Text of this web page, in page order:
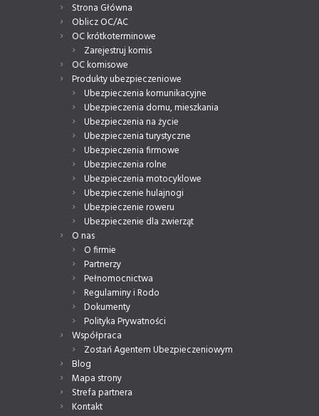
Strona Główna
Oblicz OC/AC
OC krótkoterminowe
Zarejestruj komis
OC komisowe
Produkty ubezpieczeniowe
Ubezpieczenia komunikacyjne
Ubezpieczenia domu, mieszkania
Ubezpieczenia na życie
Ubezpieczenia turystyczne
Ubezpieczenia firmowe
Ubezpieczenia rolne
Ubezpieczenia motocyklowe
Ubezpieczenie hulajnogi
Ubezpieczenie roweru
Ubezpieczenie dla zwierząt
O nas
O firmie
Partnerzy
Pełnomocnictwa
Regulaminy i Rodo
Dokumenty
Polityka Prywatności
Współpraca
Zostań Agentem Ubezpieczeniowym
Blog
Mapa strony
Strefa partnera
Kontakt